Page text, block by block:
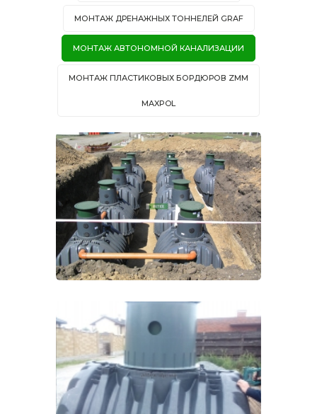
МОНТАЖ ДРЕНАЖНЫХ ТОННЕЛЕЙ GRAF
МОНТАЖ АВТОНОМНОЙ КАНАЛИЗАЦИИ
МОНТАЖ ПЛАСТИКОВЫХ БОРДЮРОВ ZMM
MAXPOL